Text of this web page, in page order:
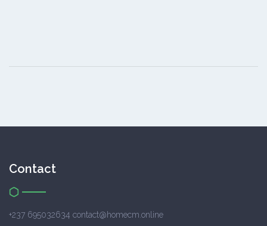
Contact
+237 695032634 contact@homecm.online